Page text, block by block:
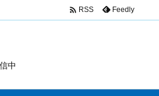
中
 RSS Feedly